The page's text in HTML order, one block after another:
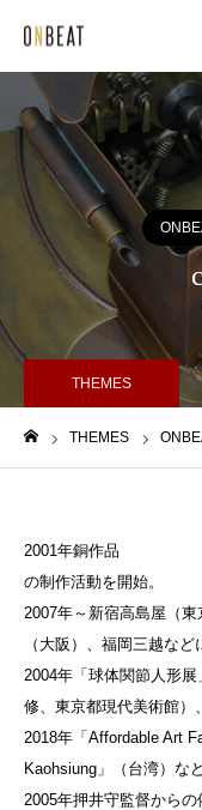
THEMES
THEMES
2001年銅作品
の制作活動を開始。
2007年～新宿高島屋（
（大阪）、福岡三越など
2004年「球体関節人形
修、東京都現代美術館）
2018年「Affordable Art
Kaohsiung」（台湾）な
2005年押井守監督から